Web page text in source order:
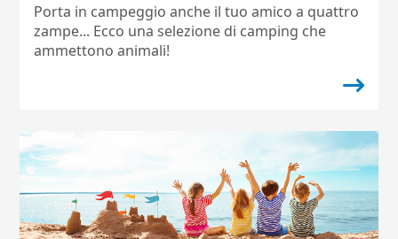
Porta in campeggio anche il tuo amico a quattro
zampe... Ecco una selezione di camping che
ammettono animali!